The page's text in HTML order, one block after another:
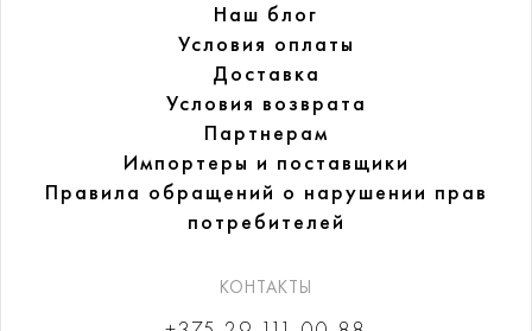
Наш блог
Условия оплаты
Доставка
Условия возврата
Партнерам
Импортеры и поставщики
Правила обращений о нарушении прав
потребителей
КОНТАКТЫ